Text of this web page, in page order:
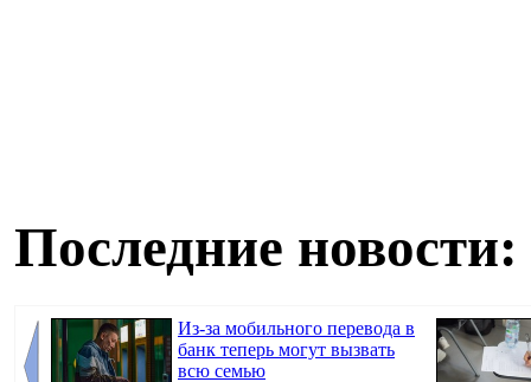
Последние новости:
Из-за мобильного перевода в
банк теперь могут вызвать
всю семью